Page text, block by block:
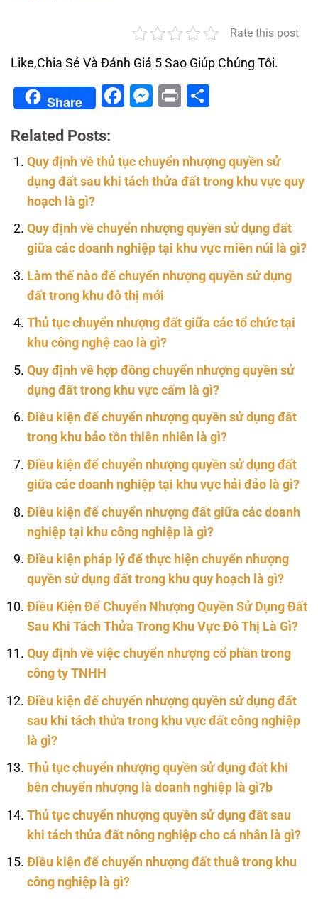
Rate this post
Like,Chia Sẻ Và Đánh Giá 5 Sao Giúp Chúng Tôi.
Share Facebook
Messenger
Print
Related Posts:
Quy định về thủ tục chuyển nhượng quyền sử
dụng đất sau khi tách thửa đất trong khu vực quy
hoạch là gì?
Quy định về chuyển nhượng quyền sử dụng đất
giữa các doanh nghiệp tại khu vực miền núi là gì?
Làm thế nào để chuyển nhượng quyền sử dụng
đất trong khu đô thị mới
Thủ tục chuyển nhượng đất giữa các tổ chức tại
khu công nghệ cao là gì?
Quy định về hợp đồng chuyển nhượng quyền sử
dụng đất trong khu vực cấm là gì?
Điều kiện để chuyển nhượng quyền sử dụng đất
trong khu bảo tồn thiên nhiên là gì?
Điều kiện để chuyển nhượng quyền sử dụng đất
giữa các doanh nghiệp tại khu vực hải đảo là gì?
Điều kiện để chuyển nhượng đất giữa các doanh
nghiệp tại khu công nghiệp là gì?
Điều kiện pháp lý để thực hiện chuyển nhượng
quyền sử dụng đất trong khu quy hoạch là gì?
Điều Kiện Để Chuyển Nhượng Quyền Sử Dụng Đất
Sau Khi Tách Thửa Trong Khu Vực Đô Thị Là Gì?
Quy định về việc chuyển nhượng cổ phần trong
công ty TNHH
Điều kiện để chuyển nhượng quyền sử dụng đất
sau khi tách thửa trong khu vực đất công nghiệp
là gì?
Thủ tục chuyển nhượng quyền sử dụng đất khi
bên chuyển nhượng là doanh nghiệp là gì?b
Thủ tục chuyển nhượng quyền sử dụng đất sau
khi tách thửa đất nông nghiệp cho cá nhân là gì?
Điều kiện để chuyển nhượng đất thuê trong khu
công nghiệp là gì?